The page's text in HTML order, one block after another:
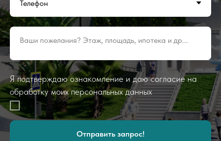
Ваши пожелания? Этаж, площадь, ипотека и др...
Я подтверждаю ознакомление и даю согласие на
обработку моих персональных данных
Отправить запрос!